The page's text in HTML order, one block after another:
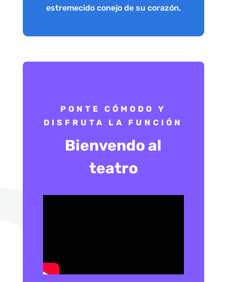
estremecido conejo de su corazón.
PONTE CÓMODO Y
DISFRUTA LA FUNCIÓN
Bienvendo al
teatro